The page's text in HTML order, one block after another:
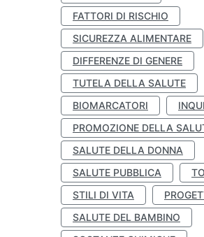
FATTORI DI RISCHIO
SICUREZZA ALIMENTARE
DIFFERENZE DI GENERE
TUTELA DELLA SALUTE
BIOMARCATORI
PROMOZIONE DELLA
SALUTE DELLA DONNA
SALUTE PUBBLICA
STILI DI VITA
SALUTE DEL BAMBINO